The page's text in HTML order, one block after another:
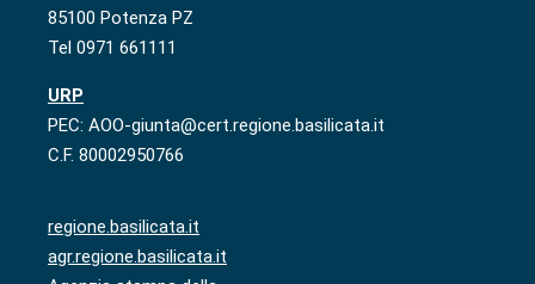
85100 Potenza PZ
Tel 0971 661111
URP
PEC: AOO-giunta@cert.regione.basilicata.it
C.F. 80002950766
regione.basilicata.it
agr.regione.basilicata.it